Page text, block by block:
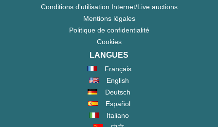
Conditions d'utilisation Internet/Live auctions
Mentions légales
Politique de confidentialité
Cookies
LANGUES
Français
English
Deutsch
Español
Italiano